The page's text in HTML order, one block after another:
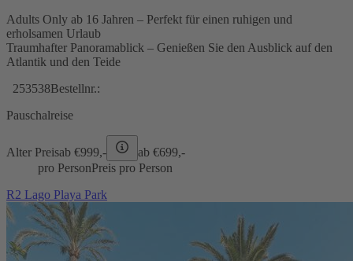
Adults Only ab 16 Jahren – Perfekt für einen ruhigen und
erholsamen Urlaub
Traumhafter Panoramablick – Genießen Sie den Ausblick auf den
Atlantik und den Teide
253538Bestellnr.:
Pauschalreise
Alter Preisab €999,- ab €699,-
pro PersonPreis pro Person
R2 Lago Playa Park